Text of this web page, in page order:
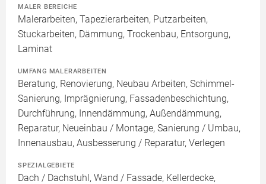
MALER BEREICHE
Malerarbeiten, Tapezierarbeiten, Putzarbeiten,
Stuckarbeiten, Dämmung, Trockenbau, Entsorgung,
Laminat
UMFANG MALERARBEITEN
Beratung, Renovierung, Neubau Arbeiten, Schimmel-
Sanierung, Imprägnierung, Fassadenbeschichtung,
Durchführung, Innendämmung, Außendämmung,
Reparatur, Neueinbau / Montage, Sanierung / Umbau,
Innenausbau, Ausbesserung / Reparatur, Verlegen
SPEZIALGEBIETE
Dach / Dachstuhl, Wand / Fassade, Kellerdecke,